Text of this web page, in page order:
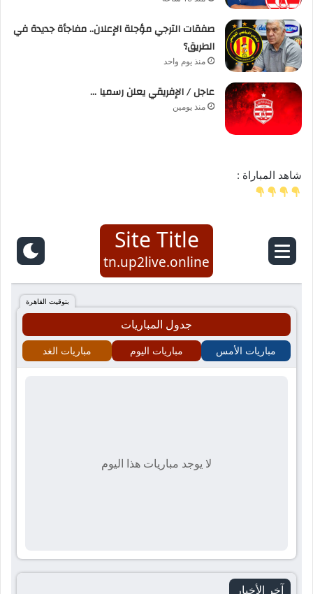
صفقات الترجي مؤجلة الإعلان.. مفاجأة جديدة في
الطريق؟
منذ يوم واحد
عاجل / الإفريقي يعلن رسميا …
منذ يومين
شاهد المباراة :